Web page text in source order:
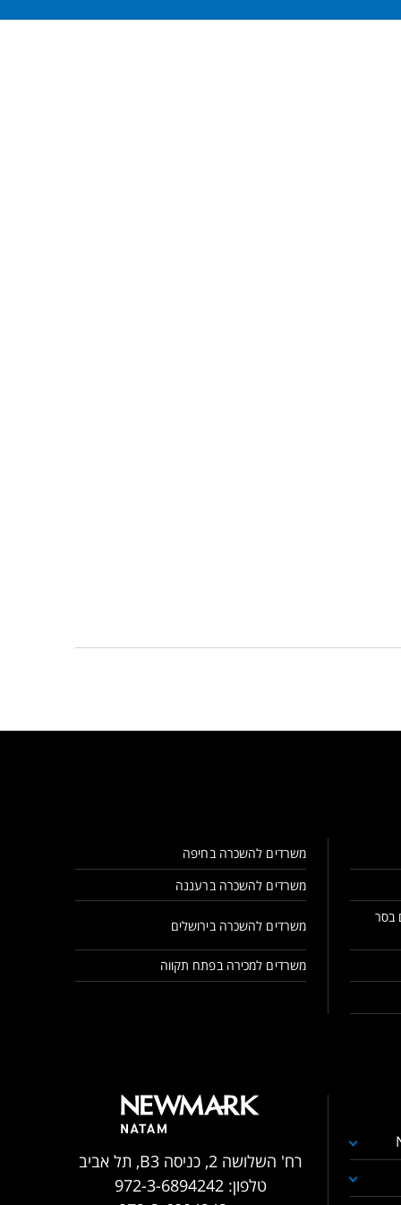
משרדים להשכרה בחיפה
משרדים להשכרה ברעננה
בסר
משרדים להשכרה בירושלים
משרדים למכירה בפתח תקווה
רח' השלושה 2, כניסה B3, תל אביב
טלפון:972-3-6894242